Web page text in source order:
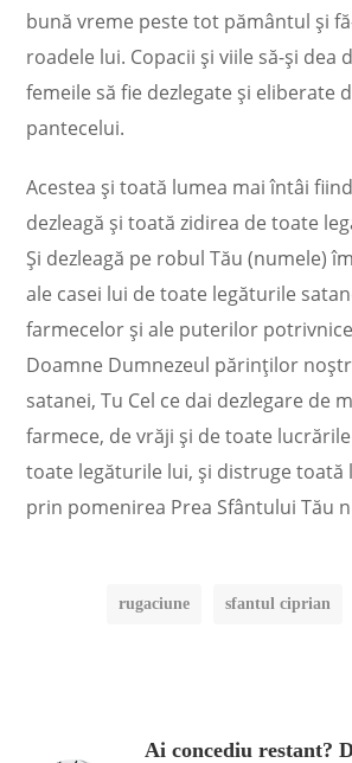
bună vreme peste tot pământul și
roadele lui. Copacii și viile să-și dea
femeile să fie dezlegate și eliberate
pantecelui.
Acestea și toată lumea mai întâi
dezleagă și toată zidirea de toate
Și dezleagă pe robul Tău (numele)
ale casei lui de toate legăturile
farmecelor și ale puterilor
Doamne Dumnezeul părinților
satanei, Tu Cel ce dai dezlegare de
farmece, de vrăji și de toate
toate legăturile lui, și distruge toată
prin pomenirea Prea Sfântului Tău
rugaciune sfantul ciprian
Ai concediu restant?